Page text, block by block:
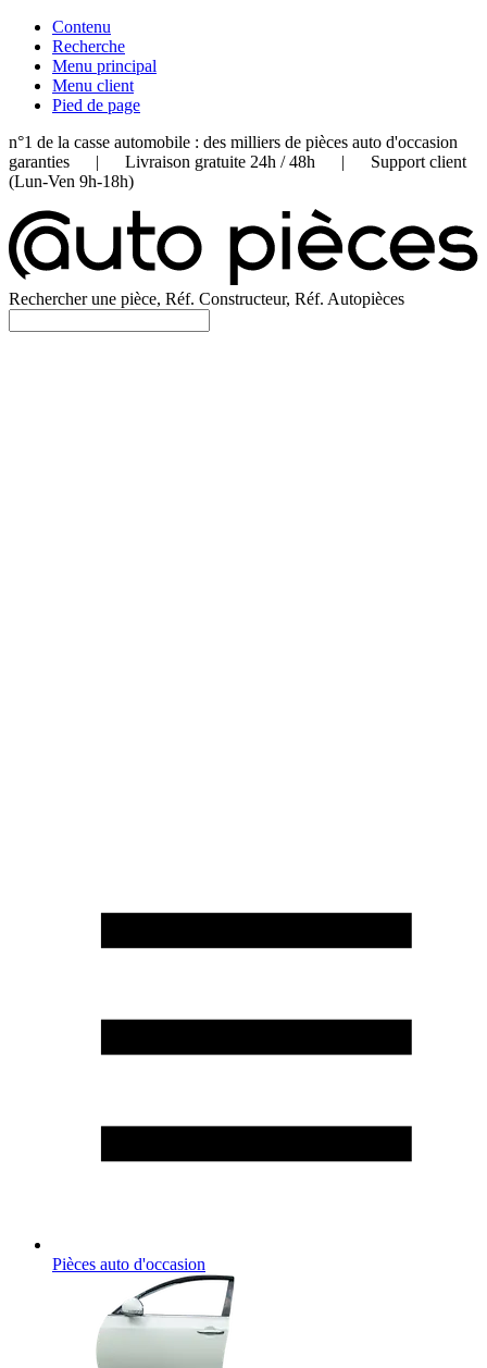
Contenu
Recherche
Menu principal
Menu client
Pied de page
n°1 de la casse automobile : des milliers de pièces auto d'occasion
garanties | Livraison gratuite 24h / 48h | Support client
(Lun-Ven 9h-18h)
Rechercher une pièce, Réf. Constructeur, Réf. Autopièces
Pièces auto d'occasion